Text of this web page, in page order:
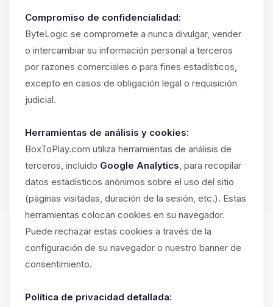
Compromiso de confidencialidad:
ByteLogic se compromete a nunca divulgar, vender
o intercambiar su información personal a terceros
por razones comerciales o para fines estadísticos,
excepto en casos de obligación legal o requisición
judicial.
Herramientas de análisis y cookies:
BoxToPlay.com utiliza herramientas de análisis de
terceros, incluido Google Analytics, para recopilar
datos estadísticos anónimos sobre el uso del sitio
(páginas visitadas, duración de la sesión, etc.). Estas
herramientas colocan cookies en su navegador.
Puede rechazar estas cookies a través de la
configuración de su navegador o nuestro banner de
consentimiento.
Política de privacidad detallada: